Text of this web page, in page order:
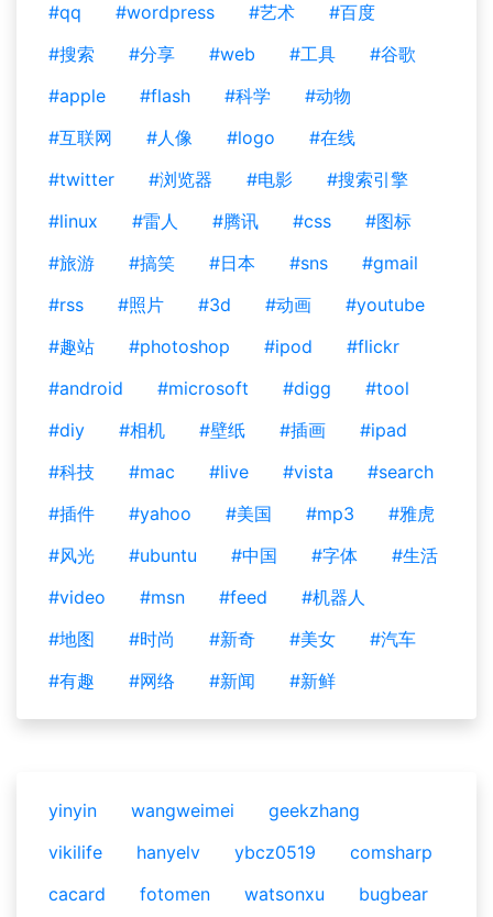
#qq
#wordpress #艺术
#百度
#搜索
#分享 #web #工具
#谷歌
#apple
#flash #科学
#动物
#互联网
#人像 #logo
#在线
#twitter
#浏览器 #电影
#搜索引擎
#linux
#雷人 #腾讯 #css
#图标
#旅游
#搞笑 #日本 #sns
#gmail
#rss
#照片 #3d #动画
#youtube
#趣站
#photoshop #ipod
#flickr
#android
#microsoft #digg
#tool
#diy
#相机 #壁纸 #插画
#ipad
#科技
#mac #live #vista
#search
#插件
#yahoo #美国 #mp3
#雅虎
#风光
#ubuntu #中国 #字体
#生活
#video
#msn #feed
#机器人
#地图
#时尚 #新奇 #美女
#汽车
#有趣
#网络 #新闻 #新鲜
yinyin wangweimei
geekzhang
vikilife
hanyelv ybcz0519
comsharp
cacard
fotomen watsonxu bugbear